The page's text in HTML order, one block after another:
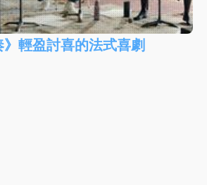
》輕盈討喜的法式喜劇